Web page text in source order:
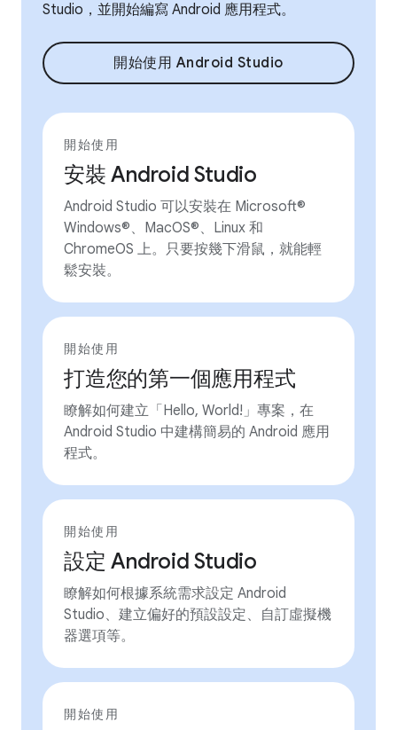
Studio，並開始編寫 Android 應用程式。
開始使用 Android Studio
開始使用
安裝 Android Studio
Android Studio 可以安裝在 Microsoft®
Windows®、MacOS®、Linux 和
ChromeOS 上。只要按幾下滑鼠，就能輕
鬆安裝。
開始使用
打造您的第一個應用程式
瞭解如何建立「Hello, World!」專案，在
Android Studio 中建構簡易的 Android 應用
程式。
開始使用
設定 Android Studio
瞭解如何根據系統需求設定 Android
Studio、建立偏好的預設設定、自訂虛擬機
器選項等。
開始使用